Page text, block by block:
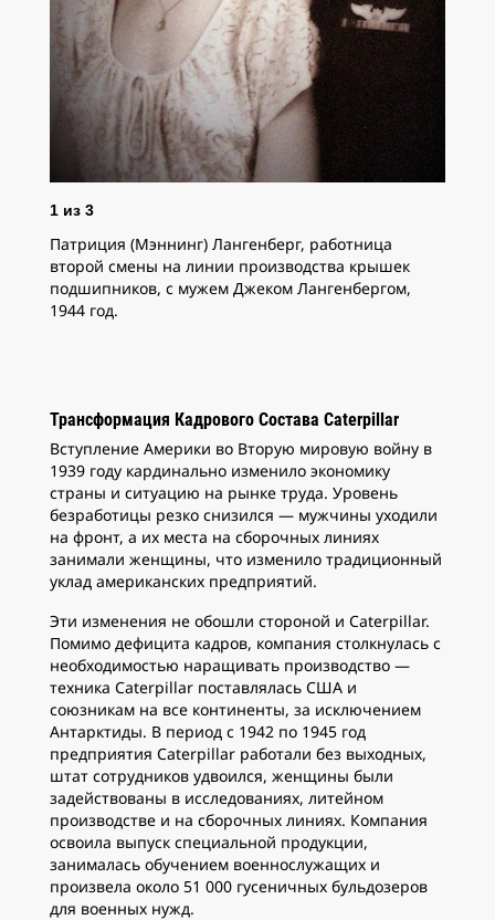
1 из 3
Патриция (Мэннинг) Лангенберг, работница
второй смены на линии производства крышек
подшипников, с мужем Джеком Лангенбергом,
1944 год.
Трансформация Кадрового Состава Caterpillar
Вступление Америки во Вторую мировую войну в
1939 году кардинально изменило экономику
страны и ситуацию на рынке труда. Уровень
безработицы резко снизился — мужчины уходили
на фронт, а их места на сборочных линиях
занимали женщины, что изменило традиционный
уклад американских предприятий.
Эти изменения не обошли стороной и Caterpillar.
Помимо дефицита кадров, компания столкнулась с
необходимостью наращивать производство —
техника Caterpillar поставлялась США и
союзникам на все континенты, за исключением
Антарктиды. В период с 1942 по 1945 год
предприятия Caterpillar работали без выходных,
штат сотрудников удвоился, женщины были
задействованы в исследованиях, литейном
производстве и на сборочных линиях. Компания
освоила выпуск специальной продукции,
занималась обучением военнослужащих и
произвела около 51 000 гусеничных бульдозеров
для военных нужд.